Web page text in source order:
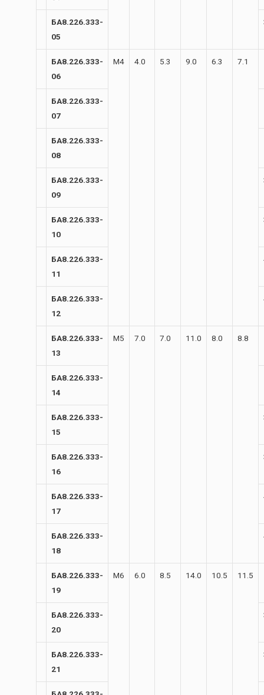
БА8.226.333-
05
БА8.226.333-
06
М4 4.0 5.3 9.0 6.3 7.1
БА8.226.333-
07
БА8.226.333-
08
БА8.226.333-
09
БА8.226.333-
10
БА8.226.333-
11
БА8.226.333-
12
БА8.226.333-
13
М5 7.0 7.0 11.0 8.0 8.8
БА8.226.333-
14
БА8.226.333-
15
БА8.226.333-
16
БА8.226.333-
17
БА8.226.333-
18
БА8.226.333-
19
М6 6.0 8.5 14.0 10.5 11.5
БА8.226.333-
20
БА8.226.333-
21